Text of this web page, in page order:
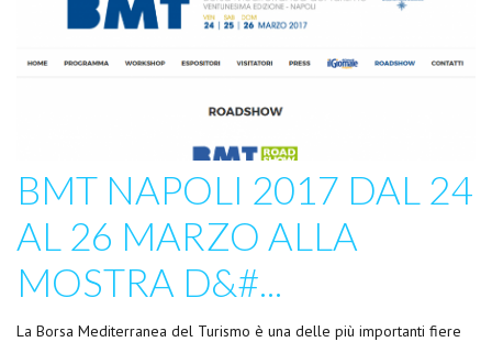
BMT NAPOLI 2017 DAL 24
AL 26 MARZO ALLA
MOSTRA D&#...
La Borsa Mediterranea del Turismo è una delle più importanti fiere